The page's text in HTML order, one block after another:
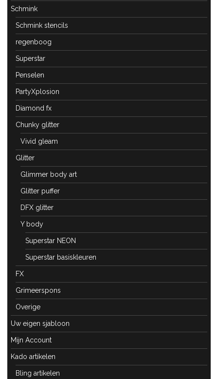
Schmink
Schmink stencils
regenboog
Superstar
Penselen
PartyXplosion
Diamond fx
Chunky glitter
Vivid gleam
Glitter
Glimmer body art
Glitter puffer
DFX glitter
Y body
Superstar NEON
Superstar basiskleuren
FX
Grimeerspons
Overige
Uw eigen sjabloon
Mijn Account
Kado artikelen
Bling artikelen